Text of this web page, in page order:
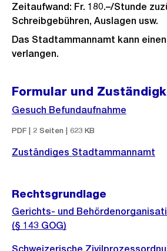
Zeitaufwand: Fr. 180.–/Stunde
Schreibgebühren, Auslagen usw.
Das Stadtammannamt kann
verlangen.
Formular und
Gesuch Befundaufnahme
PDF | 2 Seiten | 623 KB
Zuständiges Stadtammannamt
Rechtsgrundlage
Externer
Link:
Gerichts- und
(§ 143 GOG)
Externer